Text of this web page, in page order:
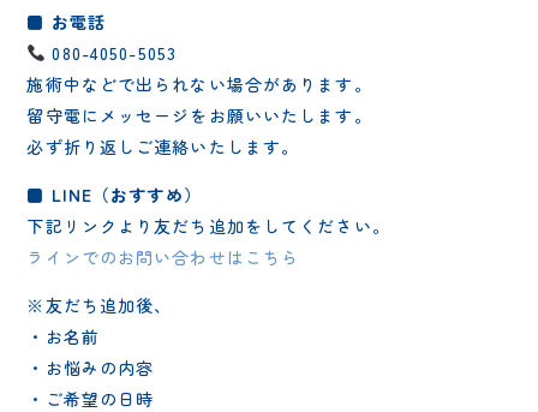
■ お電話
080-4050-5053
施術中などで出られない場合があります。
留守電にメッセージをお願いいたします。
必ず折り返しご連絡いたします。
■ LINE（おすすめ）
下記リンクより友だち追加をしてください。
ラインでのお問い合わせはこちら
※友だち追加後、
・お名前
・お悩みの内容
・ご希望の日時